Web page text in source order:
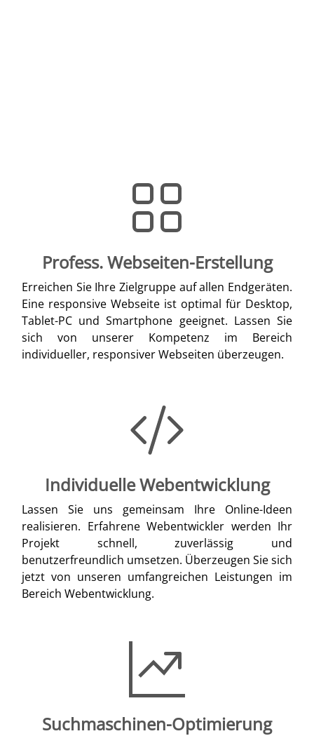
Profess. Webseiten-Erstellung
Erreichen Sie Ihre Zielgruppe auf allen Endgeräten.
Eine responsive Webseite ist optimal für Desktop,
Tablet-PC und Smartphone geeignet. Lassen Sie
sich von unserer Kompetenz im Bereich
individueller, responsiver Webseiten überzeugen.
Individuelle Webentwicklung
Lassen Sie uns gemeinsam Ihre Online-Ideen
realisieren. Erfahrene Webentwickler werden Ihr
Projekt schnell, zuverlässig und
benutzerfreundlich umsetzen. Überzeugen Sie sich
jetzt von unseren umfangreichen Leistungen im
Bereich Webentwicklung.
Suchmaschinen-Optimierung